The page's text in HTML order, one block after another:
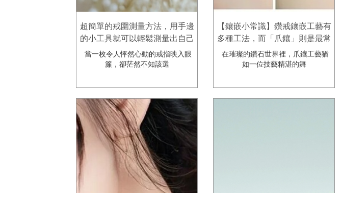
超簡單的戒圍測量方法，用手邊
的小工具就可以輕鬆測量出自己
的戒圍喔!屏東銀樓推薦-金慶珠
寶銀樓。
當一枚令人怦然心動的戒指映入眼
簾，卻茫然不知該選
【鑲嵌小常識】鑽戒鑲嵌工藝有
多種工法，而「爪鑲」則是最常
見的鑲嵌鑲法，其中關於爪鑲的
爪數該如何選擇呢? 潮州金慶鑽
在璀璨的鑽石世界裡，爪鑲工藝猶
如一位技藝精湛的舞